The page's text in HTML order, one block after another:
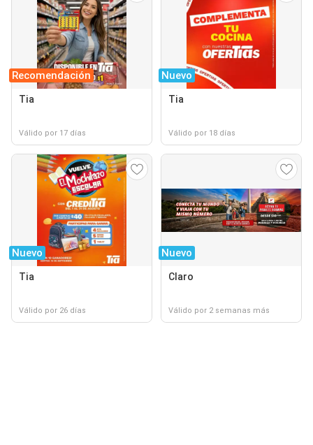
Recomendación
Tia
Válido por 17 días
Nuevo
Tia
Válido por 18 días
Nuevo
Tia
Válido por 26 días
Nuevo
Claro
Válido por 2 semanas más